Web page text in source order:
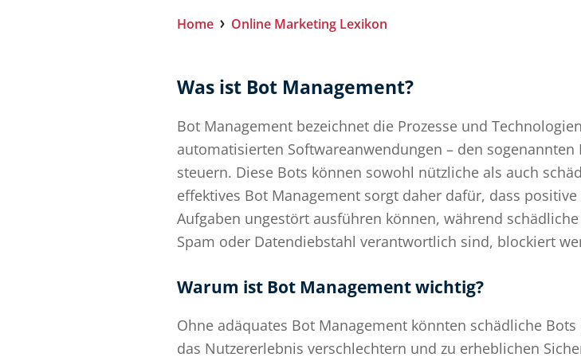
Home Online Marketing Lexikon
Was ist Bot Management?
Bot Management bezeichnet die Prozesse und
automatisierten Softwareanwendungen – den
steuern. Diese Bots können sowohl nützliche als auch
effektives Bot Management sorgt daher dafür, dass
Aufgaben ungestört ausführen können, während
Spam oder Datendiebstahl verantwortlich sind, blockiert
Warum ist Bot Management wichtig?
Ohne adäquates Bot Management könnten schädliche
das Nutzererlebnis verschlechtern und zu erheblichen